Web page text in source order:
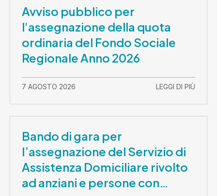
Avviso pubblico per
l'assegnazione della quota
ordinaria del Fondo Sociale
Regionale Anno 2026
7 AGOSTO 2026 LEGGI DI PIÙ
Bando di gara per
l’assegnazione del Servizio di
Assistenza Domiciliare rivolto
ad anziani e persone con